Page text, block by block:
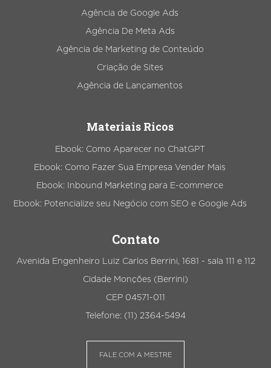
Agência de Google Ads
Agência De Meta Ads
Agência de Marketing de Conteúdo
Criação de Sites
Agência de Lançamentos
Materiais Ricos
Ebook: Como Aparecer no ChatGPT
Ebook: Como Fazer Sua Empresa Vender Mais
Ebook: Inbound Marketing para E-commerce
Ebook: Potencialize seu Negócio com SEO e Google Ads
Contato
Avenida Engenheiro Luiz Carlos Berrini, 1681 - sala 111 e 112
Cidade Monções (Berrini)
CEP 04571-011
Telefone: (11) 2364-5494
FALE COM A MESTRE